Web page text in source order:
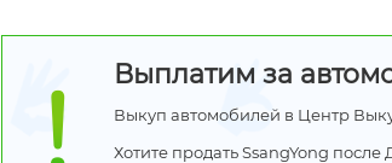
Выплатим за
Выкуп автомобилей в Центр
Хотите продать SsangYong